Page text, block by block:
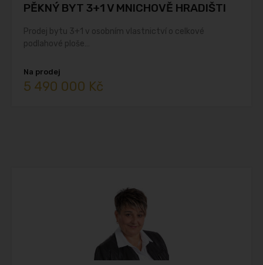
PĚKNÝ BYT 3+1 V MNICHOVĚ HRADIŠTI
Prodej bytu 3+1 v osobním vlastnictví o celkové
podlahové ploše…
Na prodej
5 490 000 Kč